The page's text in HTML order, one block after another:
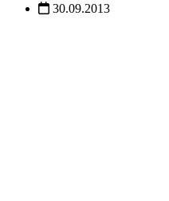
30.09.2013